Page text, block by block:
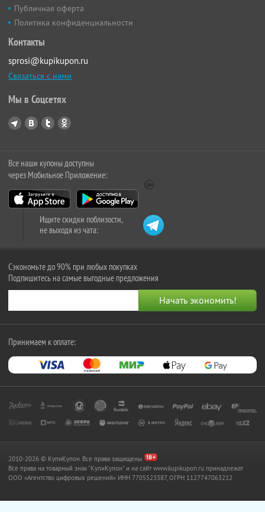
Публичная оферта
Политика конфиденциальности
Контакты
sprosi@kupikupon.ru
Связаться с нами
Мы в Соцсетях
Все наши купоны доступны
через Мобильное Приложение:
Ищите скидки поблизости,
не выходя из чата:
Сэкономьте до 90% при любых покупках
Подпишитесь на самые выгодные предложения
Принимаем к оплате:
2010-2026 © КупиКупон. Все права защищены.
Все права на товарный знак "КупиКупон" и на сайт www.kupikupon.ru принадлежат
OOO «Агентство цифровых решений» ИНН 7705523387, ОГРН 1127747063212